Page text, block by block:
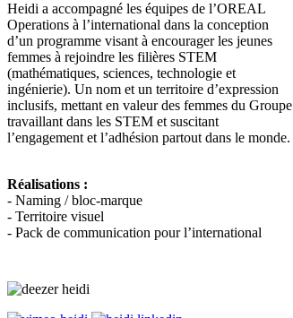
Heidi a accompagné les équipes de l’OREAL
Operations à l’international dans la conception
d’un programme visant à encourager les jeunes
femmes à rejoindre les filières STEM
(mathématiques, sciences, technologie et
ingénierie). Un nom et un territoire d’expression
inclusifs, mettant en valeur des femmes du Groupe
travaillant dans les STEM et suscitant
l’engagement et l’adhésion partout dans le monde.
Réalisations :
- Naming / bloc-marque
- Territoire visuel
- Pack de communication pour l’international